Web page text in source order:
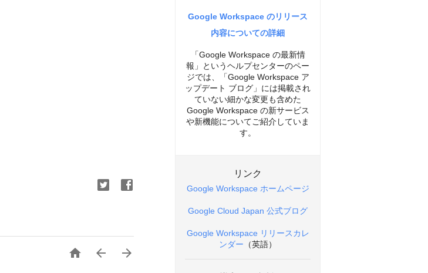
  
Google Workspace のリリース
内容についての詳細
「Google Workspace の最新情
報」というヘルプセンターのペー
ジでは、「Google Workspace ア
ップデート ブログ」には掲載され
ていない細かな変更も含めた
Google Workspace の新サービス
や新機能についてご紹介していま
す。
リンク
Google Workspace ホームページ
Google Cloud Japan 公式ブログ
Google Workspace リリースカレ
ンダー （英語）